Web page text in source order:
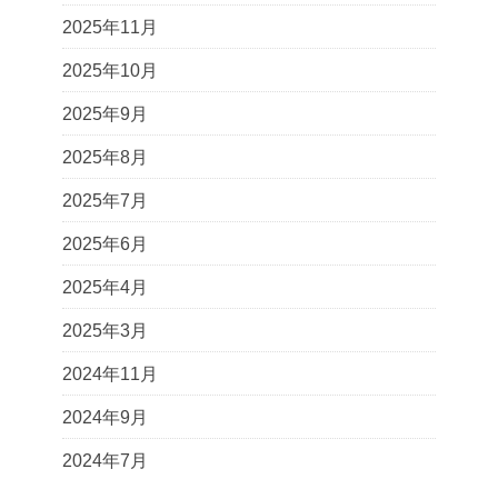
2025年11月
2025年10月
2025年9月
2025年8月
2025年7月
2025年6月
2025年4月
2025年3月
2024年11月
2024年9月
2024年7月